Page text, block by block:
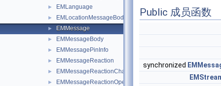
► EMLanguage
► EMLocationMessageBody
► EMMessage
► EMMessageBody
► EMMessagePinInfo
► EMMessageReaction
► EMMessageReactionChange
► EMMessageReactionOperation
Public 成员函数
synchronized